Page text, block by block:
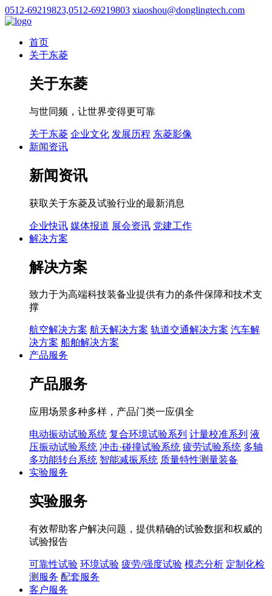
0512-69219823,0512-69219803 xiaoshou@donglingtech.com
首页
关于东菱
关于东菱
与世同频，让世界变得更可靠
关于东菱 企业文化 发展历程 东菱影像
新闻资讯
新闻资讯
获取关于东菱及试验行业的最新消息
企业快讯 媒体报道 展会资讯 党建工作
解决方案
解决方案
致力于为高端科技装备业提供有力的条件保障和技术支
撑
航空解决方案 航天解决方案 轨道交通解决方案 汽车解
决方案 船舶解决方案
产品服务
产品服务
应用场景多种多样，产品门类一应俱全
电动振动试验系统 复合环境试验系列 计量校准系列 液
压振动试验系统 冲击·碰撞试验系统 疲劳试验系统 多轴
多功能转台系统 智能减振系统 质量特性测量装备
实验服务
实验服务
有效帮助客户解决问题，提供精确的试验数据和权威的
试验报告
可靠性试验 环境试验 疲劳/强度试验 模态分析 定制化检
测服务 配套服务
客户服务